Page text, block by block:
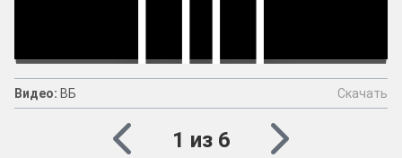
Видео: ВБ Скачать
1 из 6